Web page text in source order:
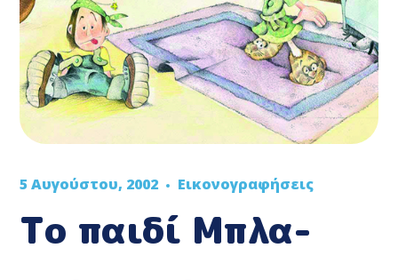
5 Αυγούστου, 2002 Εικονογραφήσεις
Το παιδί Μπλα-